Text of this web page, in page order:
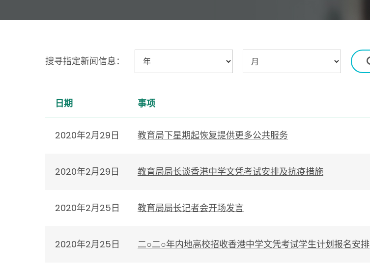
搜寻指定新闻信息：
日期 事项
2020年2月29日 教育局下星期起恢复提供更多公共服务
2020年2月29日 教育局局长谈香港中学文凭考试安排及抗疫措施
2020年2月25日 教育局局长记者会开场发言
2020年2月25日 二○二○年内地高校招收香港中学文凭考试学生计划报名安排